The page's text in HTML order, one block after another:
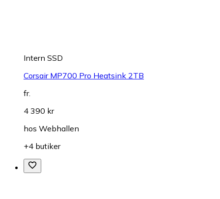
Intern SSD
Corsair MP700 Pro Heatsink 2TB
fr.
4 390 kr
hos Webhallen
+4 butiker